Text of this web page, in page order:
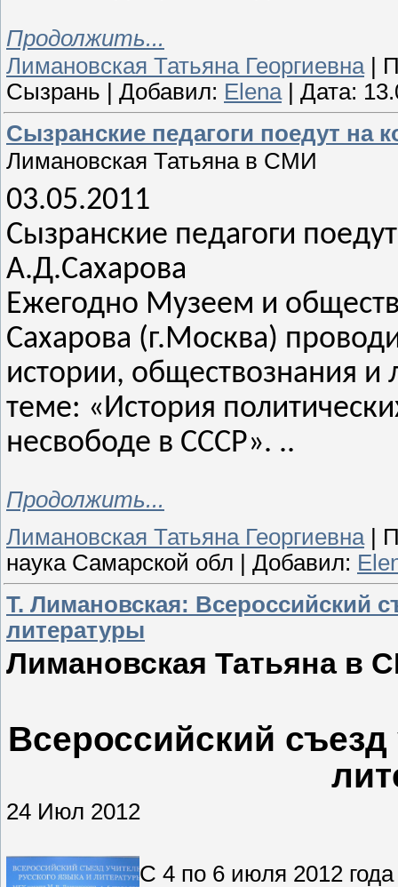
Продолжить...
Лимановская Татьяна Георгиевна |
Сызрань | Добавил: Elena | Дата:
Сызранские педагоги поедут
Лимановская Татьяна в СМИ
03.05.2011
Сызранские педагоги
А.Д.Сахарова
Ежегодно Музеем и
Сахарова (г.Москва)
истории, обществознания
теме: «История
несвободе в СССР». ..
Продолжить...
Лимановская Татьяна Георгиевна |
наука Самарской обл | Добавил:
Т. Лимановская: Всероссийский
литературы
Лимановская Татьяна в
Всероссийский съезд
24 Июл 2012
С 4 по 6 июля 2012